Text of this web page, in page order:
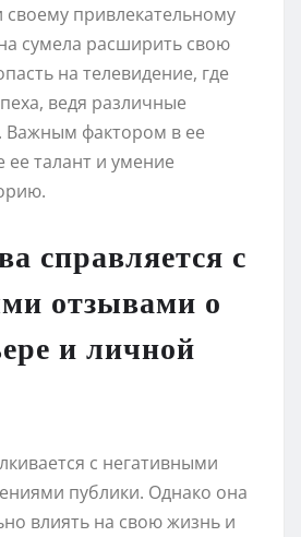
своему привлекательному
сумела расширить свою
на телевидение, где
ведя различные
фактором в ее
ее талант и умение
справляется с
отзывами о
и личной
с негативными
публики. Однако она
влиять на свою жизнь и